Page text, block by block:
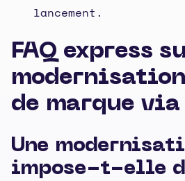
lancement.
FAQ express
de marque
Une
impose-t-elle